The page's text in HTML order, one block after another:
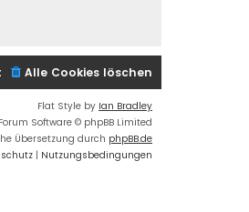
Alle Cookies löschen
Flat Style by Ian Bradley
Software © phpBB Limited
Übersetzung durch phpBB.de
| Nutzungsbedingungen